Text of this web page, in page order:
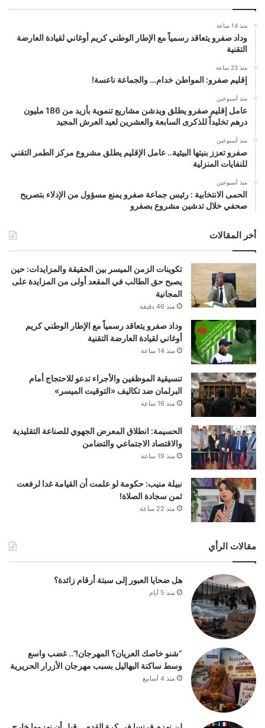
منذ 14 ساعة
وداد صفرو يتعاقد رسمياً مع الإطار الوطني كريم أوغاني لقيادة العارضة
التقنية
منذ 23 ساعة
إقليم صفرو: المواطن خدام… والجماعة ناعسة!
منذ أسبوعين
عامل إقليم صفرو يطلق ويدشن مشاريع تنموية بأزيد من 186 مليون
درهم تخليداً للذكرى السابعة والعشرين لعيد العرش المجيد
منذ أسبوعين
صفرو تعزز بنيتها البيئية.. عامل الإقليم يطلق مشروع مركز الطمر التقني
للنفايات المنزلية
منذ أسبوعين
الحمى الانتخابية : رئيس جماعة صفرو يمنع مسؤول من الإدلاء بتصريح
صحفي خلال تدشين مشروع بصفرو
أخر المقالات
تكوينات الزمن الميسر بين الحقيقة والمزايدات: حين
يصبح حق الطالب في المقعد أولى من المزايدة على
المجانية
منذ 46 دقيقة
وداد صفرو يتعاقد رسمياً مع الإطار الوطني كريم
أوغاني لقيادة العارضة التقنية
منذ 14 ساعة
تنسيقية الموظفين والأجراء تدعو للاحتجاج أمام
البرلمان ضد تكاليف «التوقيت الميسر»
منذ 16 ساعة
الحسيمة: انطلاق المعرض الجهوي للصناعة التقليدية
والاقتصاد الاجتماعي والتضامن
منذ 19 ساعة
نبيلة منيب: حكومة لو علمت أن القيامة غدا لرفعت
ثمن سجادة الصلاة!
منذ 22 ساعة
مقالات الرأي
هل ضحايا العبور إلى سبتة أرقام زائدة؟
منذ 5 أيام
“شنو خاصك العريان؟ المهرجان!”.. غضب واسع
وسط ساكنة البهاليل بسبب مهرجان الأزرار الحريرية
منذ 4 أسابيع